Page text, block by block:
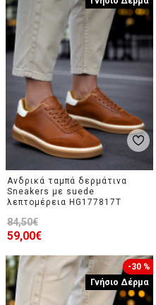
Ανδρικά ταμπά δερμάτινα
Sneakers με suede
λεπτομέρεια HG177817T
59,00€
84,50€
Γνήσιο Δέρμα
-30 %